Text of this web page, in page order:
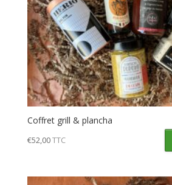
Coffret grill & plancha
€52,00TTC